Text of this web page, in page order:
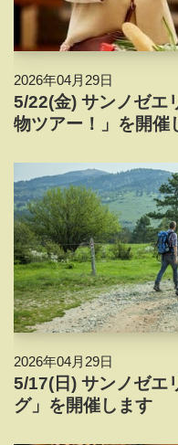
2026年04月29日
5/22(金) サンノゼ
物ツアー！」を開催
2026年04月29日
5/17(日) サンノゼエ
グ」を開催します